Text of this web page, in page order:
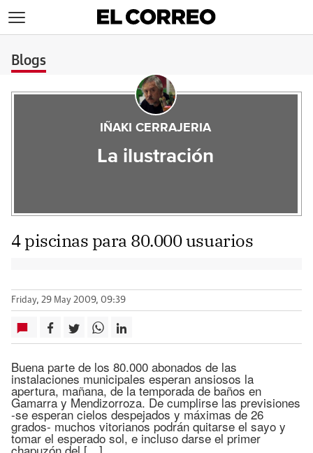
Blogs
IÑAKI CERRAJERIA
La ilustración
4 piscinas para 80.000 usuarios
Friday, 29 May 2009, 09:39
Buena parte de los 80.000 abonados de las
instalaciones municipales esperan ansiosos la
apertura, mañana, de la temporada de baños en
Gamarra y Mendizorroza. De cumplirse las previsiones
-se esperan cielos despejados y máximas de 26
grados- muchos vitorianos podrán quitarse el sayo y
tomar el esperado sol, e incluso darse el primer